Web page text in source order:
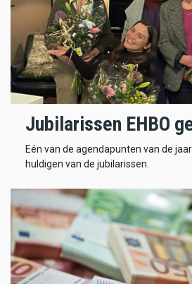
Jubilarissen EHBO
Eén van de agendapunten van de
huldigen van de jubilarissen.